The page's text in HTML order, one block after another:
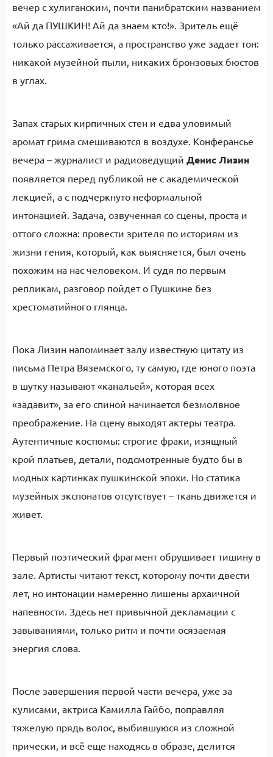
вечер с хулиганским, почти панибратским названием
«Ай да ПУШКИН! Ай да знаем кто!». Зритель ещё
только рассаживается, а пространство уже задает тон:
никакой музейной пыли, никаких бронзовых бюстов
в углах.
Запах старых кирпичных стен и едва уловимый
аромат грима смешиваются в воздухе. Конферансье
вечера – журналист и радиоведущий Денис Лизин
появляется перед публикой не с академической
лекцией, а с подчеркнуто неформальной
интонацией. Задача, озвученная со сцены, проста и
оттого сложна: провести зрителя по историям из
жизни гения, который, как выясняется, был очень
похожим на нас человеком. И судя по первым
репликам, разговор пойдет о Пушкине без
хрестоматийного глянца.
Пока Лизин напоминает залу известную цитату из
письма Петра Вяземского, ту самую, где юного поэта
в шутку называют «канальей», которая всех
«задавит», за его спиной начинается безмолвное
преображение. На сцену выходят актеры театра.
Аутентичные костюмы: строгие фраки, изящный
крой платьев, детали, подсмотренные будто бы в
модных картинках пушкинской эпохи. Но статика
музейных экспонатов отсутствует – ткань движется и
живет.
Первый поэтический фрагмент обрушивает тишину в
зале. Артисты читают текст, которому почти двести
лет, но интонации намеренно лишены архаичной
напевности. Здесь нет привычной декламации с
завываниями, только ритм и почти осязаемая
энергия слова.
После завершения первой части вечера, уже за
кулисами, актриса Камилла Гайбо, поправляя
тяжелую прядь волос, выбившуюся из сложной
прически, и всё еще находясь в образе, делится